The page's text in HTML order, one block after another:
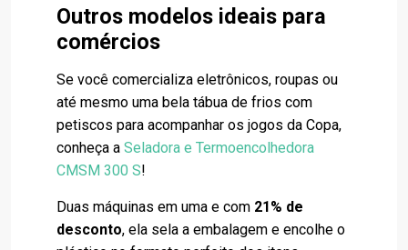
Outros modelos ideais para
comércios
Se você comercializa eletrônicos, roupas ou
até mesmo uma bela tábua de frios com
petiscos para acompanhar os jogos da Copa,
conheça a Seladora e Termoencolhedora
CMSM 300 S!
Duas máquinas em uma e com 21% de
desconto, ela sela a embalagem e encolhe o